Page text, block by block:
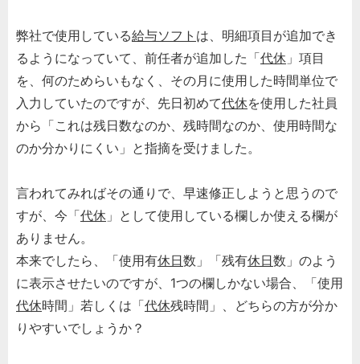
弊社で使用している給与ソフト は、明細項目が追加でき
るようになっていて、前任者が追加した「代休 」項目
を、何のためらいもなく、その月に使用した時間単位で
入力していたのですが、先日初めて代休を使用した社員
から「これは残日数なのか、残時間なのか、使用時間な
のか分かりにくい」と指摘を受けました。
言われてみればその通りで、早速修正しようと思うので
すが、今「代休 」として使用している欄しか使える欄が
ありません。
本来でしたら、「使用有休日数」「残有休日数」のよう
に表示させたいのですが、1つの欄しかない場合、「使用
代休時間」若しくは「代休残時間」、どちらの方が分か
りやすいでしょうか？